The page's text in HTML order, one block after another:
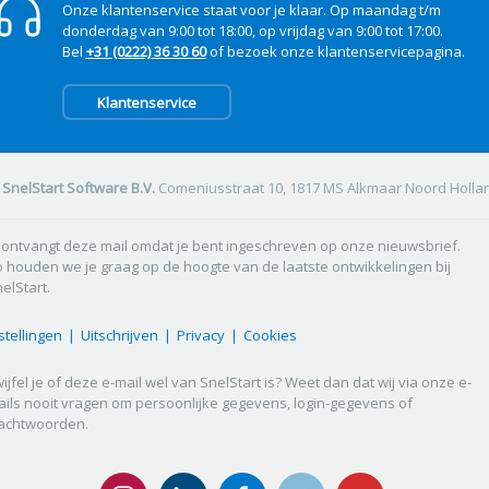
Onze klantenservice staat voor je klaar. Op maandag t/m
donderdag van 9:00 tot 18:00, op vrijdag van 9:00 tot 17:00.
Bel +31 (0222) 36 30 60of bezoek onze klantenservicepagina.
Klantenservice
Software B.V.Comeniusstraat 10, 1817 MS Alkmaar Noord
ontvangt deze mail omdat je bent ingeschreven op onze nieuwsbrief.
houden we je graag op de hoogte van de laatste ontwikkelingen bij
| Uitschrijven | Privacy | Cookies
je of deze e-mail wel van SnelStart is? Weet dan dat wij via onze e-
nooit vragen om persoonlijke gegevens, login-gegevens of